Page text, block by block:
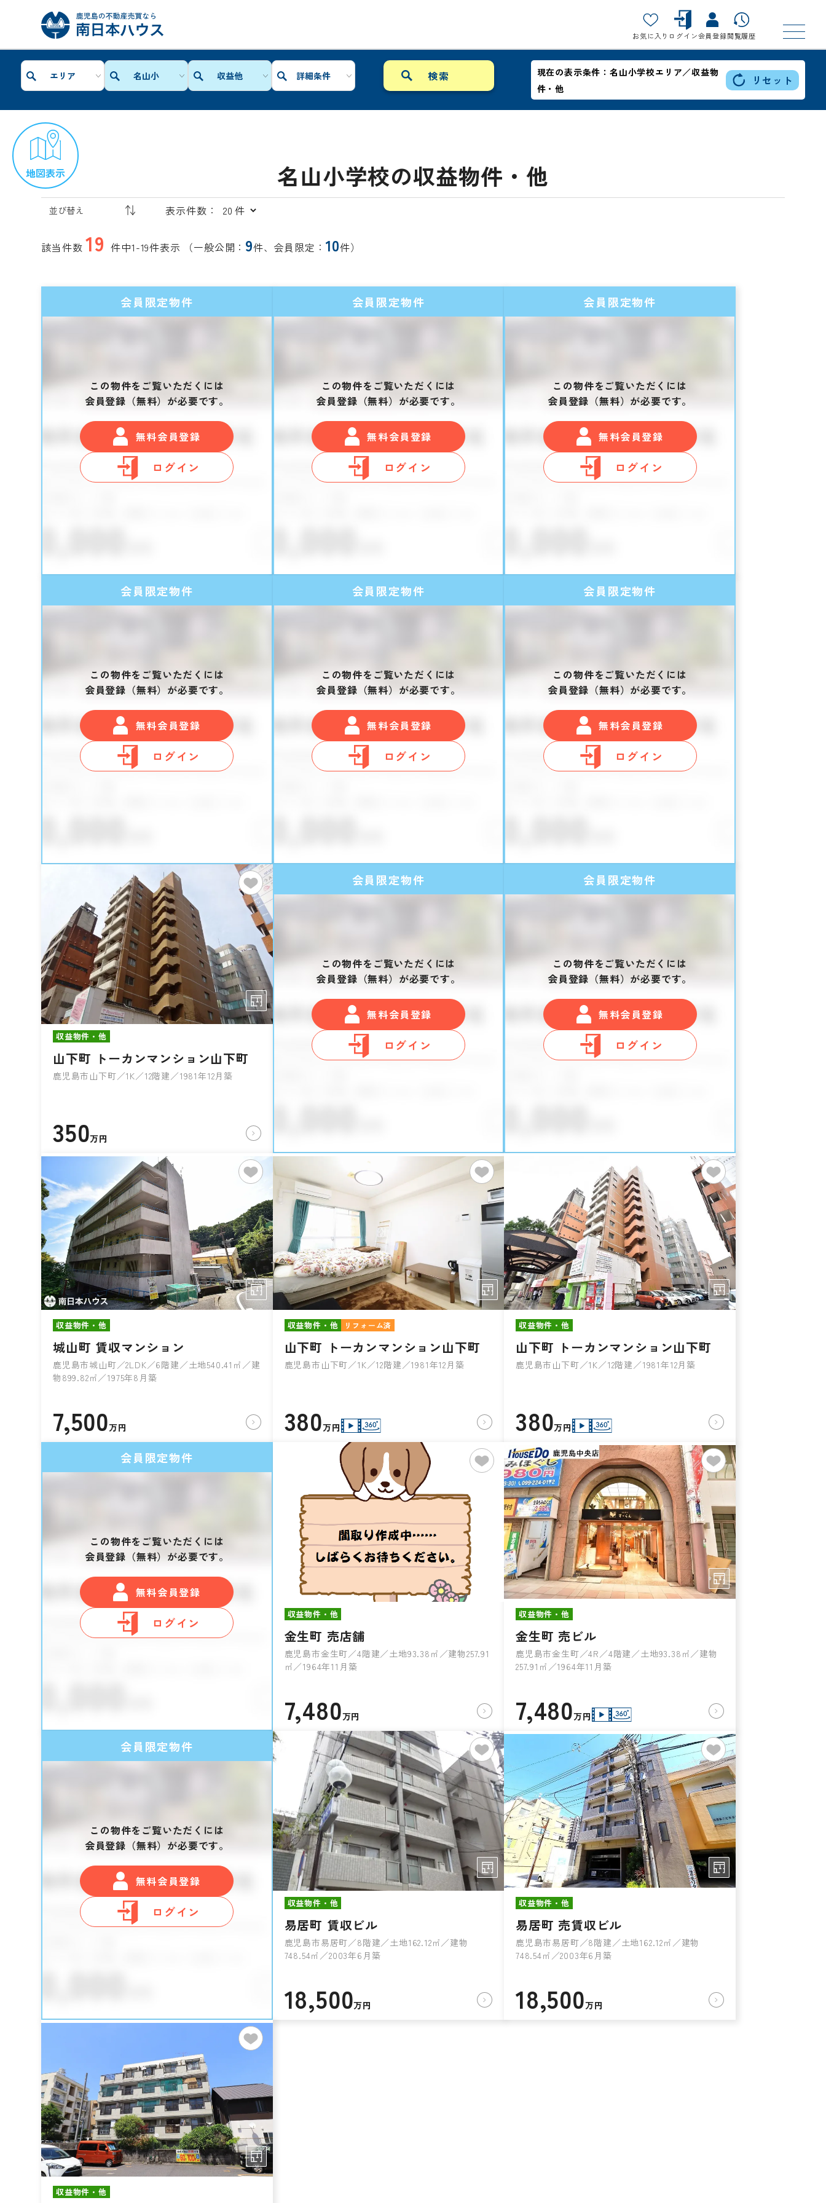
お気に入り ログイン会員登録閲覧履歴
エリア 名山小 収益他 詳細条件 現在の表示条件： 名山小学校エリア／収益物
件・他
リセット
地図表示 名山小学校の収益物件・他
表示件数：
該当件数 19 件中1-19件表示 （一般公開： 9件、会員限定： 10件）
会員限定物件
この物件をご覧いただくには
会員登録（無料）が必要です。
無料会員登録
ログイン
会員限定物件
この物件をご覧いただくには
会員登録（無料）が必要です。
無料会員登録
ログイン
会員限定物件
この物件をご覧いただくには
会員登録（無料）が必要です。
無料会員登録
ログイン
会員限定物件
この物件をご覧いただくには
会員登録（無料）が必要です。
無料会員登録
ログイン
会員限定物件
この物件をご覧いただくには
会員登録（無料）が必要です。
無料会員登録
ログイン
会員限定物件
この物件をご覧いただくには
会員登録（無料）が必要です。
無料会員登録
ログイン
収益物件・他
山下町 トーカンマンション山下町
鹿児島市山下町／1K／12階建／1981年12月築
350万円
会員限定物件
この物件をご覧いただくには
会員登録（無料）が必要です。
無料会員登録
ログイン
会員限定物件
この物件をご覧いただくには
会員登録（無料）が必要です。
無料会員登録
ログイン
収益物件・他
城山町 賃収マンション
鹿児島市城山町／2LDK／6階建／土地540.41㎡／建
物899.82㎡／1975年8月築
7,500万円
収益物件・他 リフォーム済
山下町 トーカンマンション山下町
鹿児島市山下町／1K／12階建／1981年12月築
380万円
収益物件・他
山下町 トーカンマンション山下町
鹿児島市山下町／1K／12階建／1981年12月築
380万円
会員限定物件
この物件をご覧いただくには
会員登録（無料）が必要です。
無料会員登録
ログイン
収益物件・他
金生町 売店舗
鹿児島市金生町／4階建／土地93.38㎡／建物257.91
㎡／1964年11月築
7,480万円
収益物件・他
金生町 売ビル
鹿児島市金生町／4R／4階建／土地93.38㎡／建物
257.91㎡／1964年11月築
7,480万円
会員限定物件
この物件をご覧いただくには
会員登録（無料）が必要です。
無料会員登録
ログイン
収益物件・他
易居町 賃収ビル
鹿児島市易居町／8階建／土地162.12㎡／建物
748.54㎡／2003年6月築
18,500万円
収益物件・他
易居町 売賃収ビル
鹿児島市易居町／8階建／土地162.12㎡／建物
748.54㎡／2003年6月築
18,500万円
収益物件・他